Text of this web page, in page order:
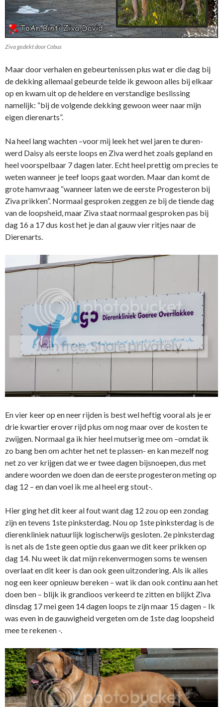
Ziva gedekt door Cobus
Maar door verhalen en gebeurtenissen plus wat er die dag bij
de dekking allemaal gebeurde telde ik gewoon alles bij elkaar
op en kwam uit op de heldere en verstandige beslissing
namelijk: “bij de volgende dekking gewoon weer naar mijn
eigen dierenarts”.
Na heel lang wachten –voor mij leek het wel jaren te duren-
werd Daisy als eerste loops en Ziva werd het zoals gepland en
heel voorspelbaar 7 dagen later. Echt heel prettig om precies te
weten wanneer je teef loops gaat worden. Maar dan komt de
grote hamvraag “wanneer laten we de eerste Progesteron bij
Ziva prikken”. Normaal gesproken zeggen ze bij de tiende dag
van de loopsheid, maar Ziva staat normaal gesproken pas bij
dag 16 a 17 dus kost het je dan al gauw vier ritjes naar de
Dierenarts.
En vier keer op en neer rijden is best wel heftig vooral als je er
drie kwartier erover rijd plus om nog maar over de kosten te
zwijgen. Normaal ga ik hier heel mutserig mee om –omdat ik
zo bang ben om achter het net te plassen- en kan mezelf nog
net zo ver krijgen dat we er twee dagen bijsnoepen, dus met
andere woorden we doen dan de eerste progesteron meting op
dag 12 – en dan voel ik me al heel erg stout-.
Hier ging het dit keer al fout want dag 12 zou op een zondag
zijn en tevens 1ste pinksterdag. Nou op 1ste pinksterdag is de
dierenkliniek natuurlijk logischerwijs gesloten. 2e pinksterdag
is net als de 1ste geen optie dus gaan we dit keer prikken op
dag 14. Nu weet ik dat mijn rekenvermogen soms te wensen
overlaat en dit keer is dan ook geen uitzondering. Als ik alles
nog een keer opnieuw bereken – wat ik dan ook continu aan het
doen ben – blijk ik grandioos verkeerd te zitten en blijkt Ziva
dinsdag 17 mei geen 14 dagen loops te zijn maar 15 dagen – Ik
was even in de gauwigheid vergeten om de 1ste dag loopsheid
mee te rekenen -.